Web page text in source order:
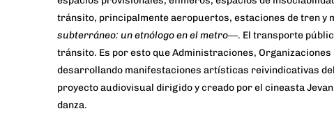
tránsito, principalmente aeropuertos, estaciones de tren
subterráneo: un etnólogo en el metro―. El transporte
tránsito. Es por esto queAdministraciones, Organizaciones
desarrollando manifestaciones artísticas reivindicativas
proyecto audiovisual dirigido y creado por el cineasta
danza.